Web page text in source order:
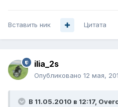
Вставить ник Цитата
ilia_2s
Опубликовано 12 мая,
В 11.05.2010 в 12:17,